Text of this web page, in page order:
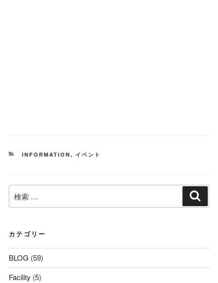
カ
INFORMATION, イベント
検
索:
カテゴリー
BLOG (59)
Facility (5)